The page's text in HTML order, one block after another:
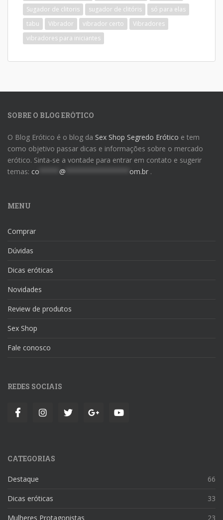
Sugador de clitoris
sugador de clitóris
só para elas
tabu
Vibrador vibrador certo
Vibradores
vibradores para iniciantes
SOBRE O BLOG ERÓTICO
O Blog Erótico é o blog da Sex Shop Segredo Erótico e tem
como objetivo passar dicas e informações sobre o mercado
erótico. Sinta-se a vontade para entrar em contato e sugerir
temas: co @ om.br .
MENU
Comprar
Dúvidas
Dicas eróticas
Novidades
Review de produtos
Sex Shop
Fale conosco
REDES SOCIAIS
CATEGORIAS
Destaque 66
Dicas eróticas 33
Mulheres Protagonistas 23